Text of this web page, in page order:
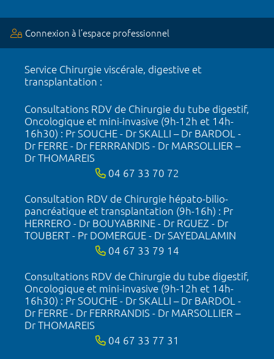
Connexion à l’espace professionnel
Service Chirurgie viscérale, digestive et
transplantation :
Consultations RDV de Chirurgie du tube digestif,
Oncologique et mini-invasive (9h-12h et 14h-
16h30) : Pr SOUCHE - Dr SKALLI – Dr BARDOL -
Dr FERRE - Dr FERRRANDIS - Dr MARSOLLIER –
Dr THOMAREIS
04 67 33 70 72
Consultation RDV de Chirurgie hépato-bilio-
pancréatique et transplantation (9h-16h) : Pr
HERRERO - Dr BOUYABRINE - Dr RGUEZ - Dr
TOUBERT - Pr DOMERGUE - Dr SAYEDALAMIN
04 67 33 79 14
Consultations RDV de Chirurgie du tube digestif,
Oncologique et mini-invasive (9h-12h et 14h-
16h30) : Pr SOUCHE - Dr SKALLI – Dr BARDOL -
Dr FERRE - Dr FERRRANDIS - Dr MARSOLLIER –
Dr THOMAREIS
04 67 33 77 31